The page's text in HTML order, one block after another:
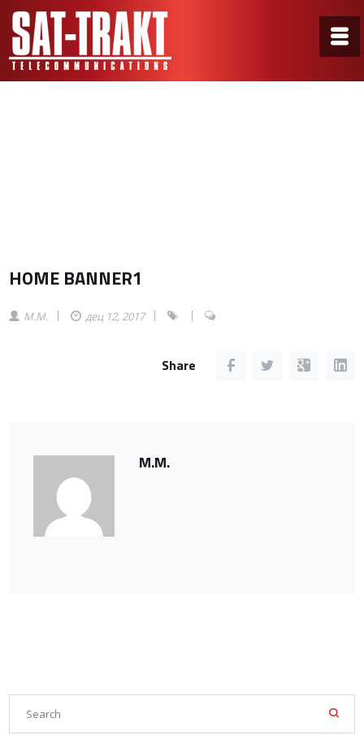
HOME BANNER1
M.M. дец 12, 2017
Share
M.M.